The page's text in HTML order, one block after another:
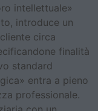
intellettuale»
introduce un
circa
finalità
standard
entra a pieno
professionale.